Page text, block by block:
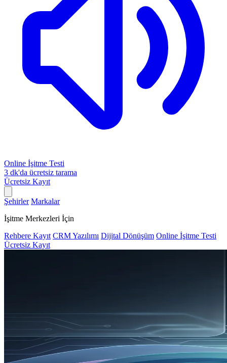
Online İşitme Testi
3 dk'da ücretsiz tarama
Ücretsiz Kayıt
Şehirler Markalar
İşitme Merkezleri İçin
Rehbere Kayıt CRM Yazılımı Dijital Dönüşüm Online İşitme Testi
Ücretsiz Kayıt